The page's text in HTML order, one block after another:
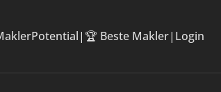
Potential| 🏆 Beste Makler| Login